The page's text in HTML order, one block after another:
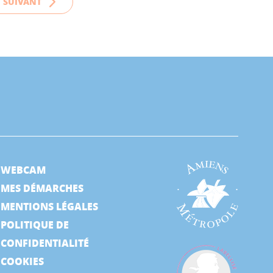
WEBCAM
MES DÉMARCHES
MENTIONS LÉGALES
POLITIQUE DE
CONFIDENTIALITÉ
COOKIES